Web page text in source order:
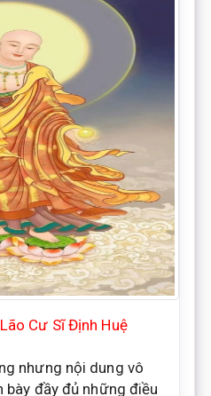
Lão Cư Sĩ Định Huệ
nhưng nội dung vô
bày đầy đủ những điều